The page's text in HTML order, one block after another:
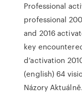
Professional
professional
and 2016
key
d’activation
(english) 64
Názory